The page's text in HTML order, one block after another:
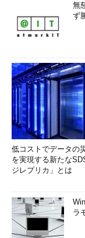
無
ず
低コストでデータの
を実現する新たな
ジレプリカ」とは
ラ